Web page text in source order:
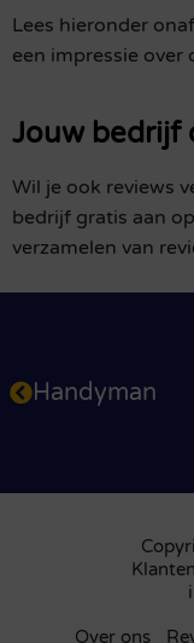
Lees hieronder
een impressie over
Jouw bedrijf
Wil je ook reviews
bedrijf gratis aan op
verzamelen van
Handyman
Over ons